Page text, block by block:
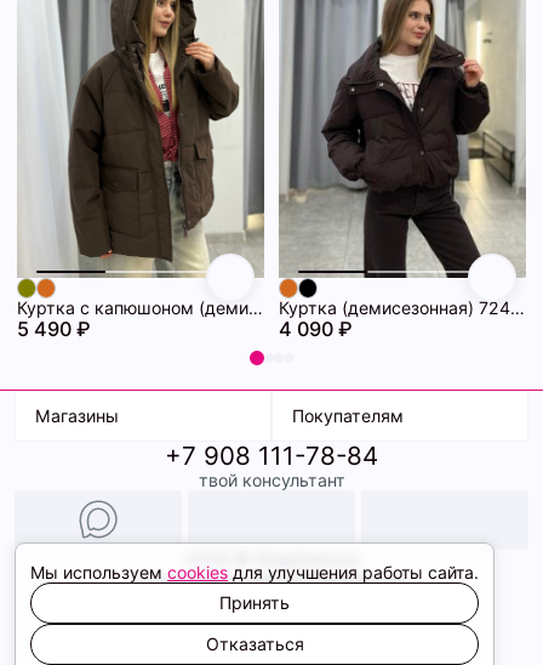
Куртка с капюшоном (демисезонная) 72462086\1013
5 490 ₽
Куртка (демисезонная) 72462069\1013
4 090 ₽
Магазины
ТК Терминал
ТРК Континент
Покупателям
Доставка
Условия оплаты
Образы
+7 908 111-78-84
твой консультант
Политика конфиденциальности
Соглашение cookie
Сайт создали
Мы используем cookies для улучшения работы сайта.
Принять
Отказаться